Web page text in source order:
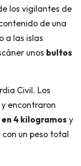
los vigilantes de
de una
a las islas
unos bultos
Civil. Los
encontraron
4 kilogramos y
un peso total